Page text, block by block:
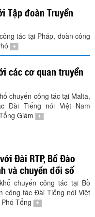
Tập đoàn Truyền
tác tại Pháp, đoàn công
+
các cơ quan truyền
chuyến công tác tại Malta,
Đài Tiếng nói Việt Nam
Giám
+
Đài RTP, Bồ Đào
và chuyển đổi số
chuyến công tác tại Bồ
công tác Đài Tiếng nói Việt
Tổng
+